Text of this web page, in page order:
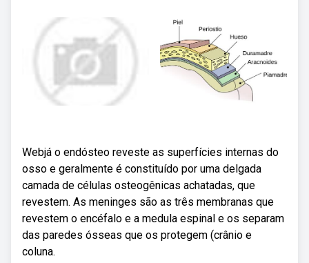
Webjá o endósteo reveste as superfícies internas do
osso e geralmente é constituído por uma delgada
camada de células osteogênicas achatadas, que
revestem. As meninges são as três membranas que
revestem o encéfalo e a medula espinal e os separam
das paredes ósseas que os protegem (crânio e
coluna.